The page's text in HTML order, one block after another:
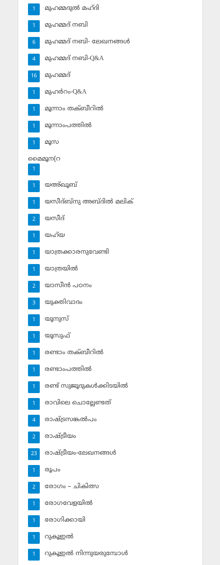
മുഹമ്മദുല്‍ മഹ്ദി
1
മുഹമ്മദ് നബി
1
മുഹമ്മദ് നബി- ലേഖനങ്ങള്‍
6
മുഹമ്മദ് നബി-Q&A
4
മുഹമ്മദ്‌
16
മുഹര്‍റം-Q&A
1
മൂന്നാം തക്ബീറില്‍
1
മൂന്നാംപത്തില്‍
1
മൂസ
1
മൈമൂന(റ
1
യഅ്ഖൂബ്‌
1
യസീദ്ബ്‌നു അബ്ദില്‍ മലിക്‌
1
യസീദ്‌
2
യഹ്‌യ
1
യാത്രക്കാരനുവേണ്ടി
1
യാത്രയില്‍
1
യാസീന്‍ പഠനം
2
യുക്തിവാദം
3
യൂനുസ്‌
1
യൂസുഫ്‌
1
രണ്ടാം തക്ബീറില്‍
1
രണ്ടാംപത്തില്‍
1
രണ്ട് സുജൂദുകള്‍ക്കിടയില്‍
1
രാവിലെ ചൊല്ലേണ്ടത്
1
രാഷ്ട്രസങ്കല്‍പം
4
രാഷ്ട്രീയം
2
രാഷ്ട്രീയം-ലേഖനങ്ങള്‍
23
രൂപം
1
രോഗം – ചികിത്സ
2
രോഗവേളയില്‍
1
രോഗിക്കായി
1
റുകൂഇല്‍
1
റുകൂഇല്‍ നിന്നുയരുമ്പോള്‍
1